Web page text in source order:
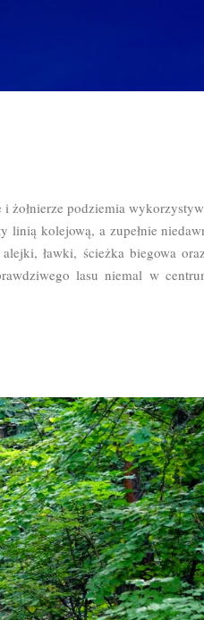
żołnierze podziemia
linią kolejową, a zupełnie
ławki, ścieżka biegowa
lasu niemal w